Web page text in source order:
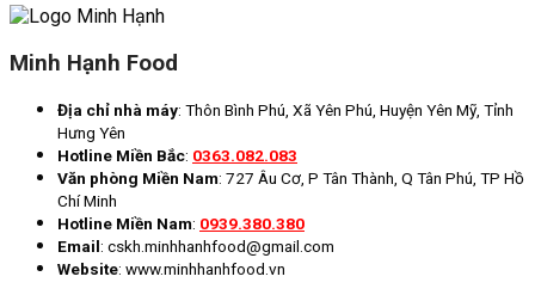
Minh Hạnh Food
Địa chỉ nhà máy: Thôn Bình Phú, Xã Yên Phú, Huyện Yên Mỹ, Tỉnh
Hưng Yên
Hotline Miền Bắc: 0363.082.083
Văn phòng Miền Nam: 727 Âu Cơ, P Tân Thành, Q Tân Phú, TP Hồ
Chí Minh
Hotline Miền Nam: 0939.380.380
Email: cskh.minhhanhfood@gmail.com
Website: www.minhhanhfood.vn